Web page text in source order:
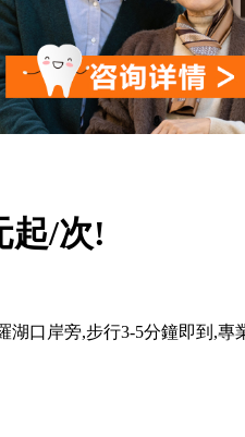
起/次!
湖口岸旁,步行3-5分鐘即到,